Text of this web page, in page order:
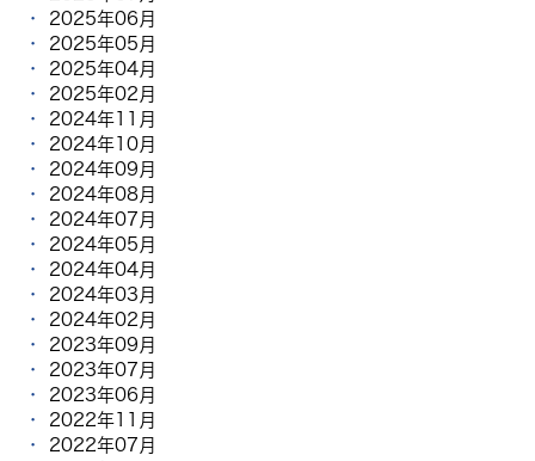
2025年06月
2025年05月
2025年04月
2025年02月
2024年11月
2024年10月
2024年09月
2024年08月
2024年07月
2024年05月
2024年04月
2024年03月
2024年02月
2023年09月
2023年07月
2023年06月
2022年11月
2022年07月